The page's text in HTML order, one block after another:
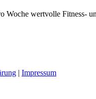
wertvolle Fitness-
| Impressum